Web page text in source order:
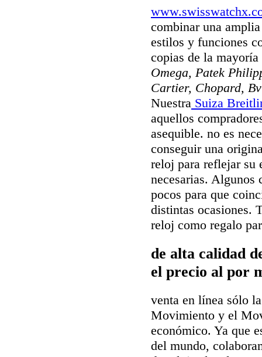
combinar una
estilos y funciones
copias de la
Omega, Patek
Cartier, Chopard,
Nuestra Suiza
aquellos
asequible. no es
conseguir una
reloj para reflejar su
necesarias. Algunos
pocos para que
distintas ocasiones.
reloj como regalo
de alta calidad
el precio al por
venta en línea sólo
Movimiento y el
económico. Ya que
del mundo,